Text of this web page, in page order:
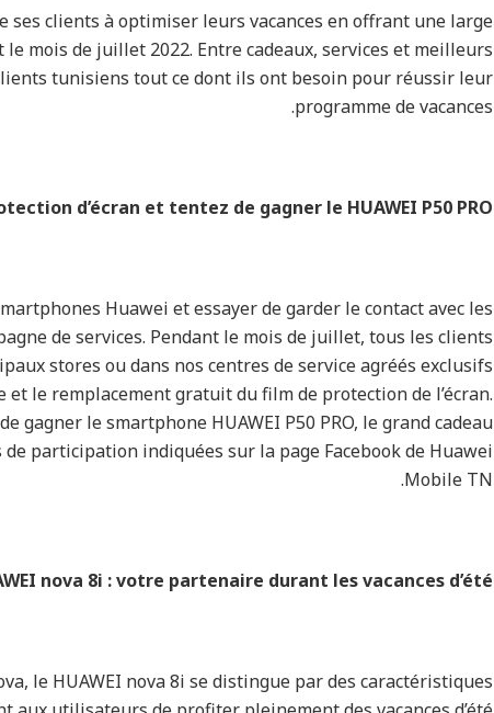
ses clients à optimiser leurs vacances en offrant une large
mois de juillet 2022. Entre cadeaux, services et meilleurs
tunisiens tout ce dont ils ont besoin pour réussir leur
programme de vacances.
d’écran et tentez de gagner le HUAWEI P50 PRO
Huawei et essayer de garder le contact avec les
de services. Pendant le mois de juillet, tous les clients
stores ou dans nos centres de service agréés exclusifs
et le remplacement gratuit du film de protection de l’écran.
gagner le smartphone HUAWEI P50 PRO, le grand cadeau
participation indiquées sur la page Facebook de Huawei
Mobile TN.
nova 8i : votre partenaire durant les vacances d’été
le HUAWEI nova 8i se distingue par des caractéristiques